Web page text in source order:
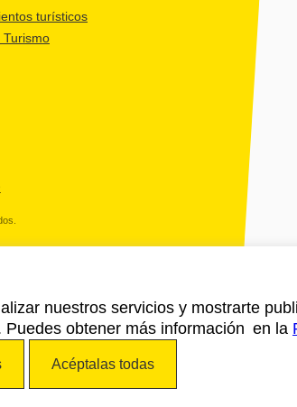
turísticos
Turismo
nuestros servicios y mostrarte
obtener más información en la
Acéptalas todas